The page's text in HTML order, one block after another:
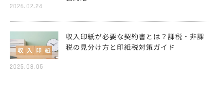
2026.02.24
2025.08.05
収入印紙が必要な契約書とは？課税・非課
税の見分け方と印紙税対策ガイド